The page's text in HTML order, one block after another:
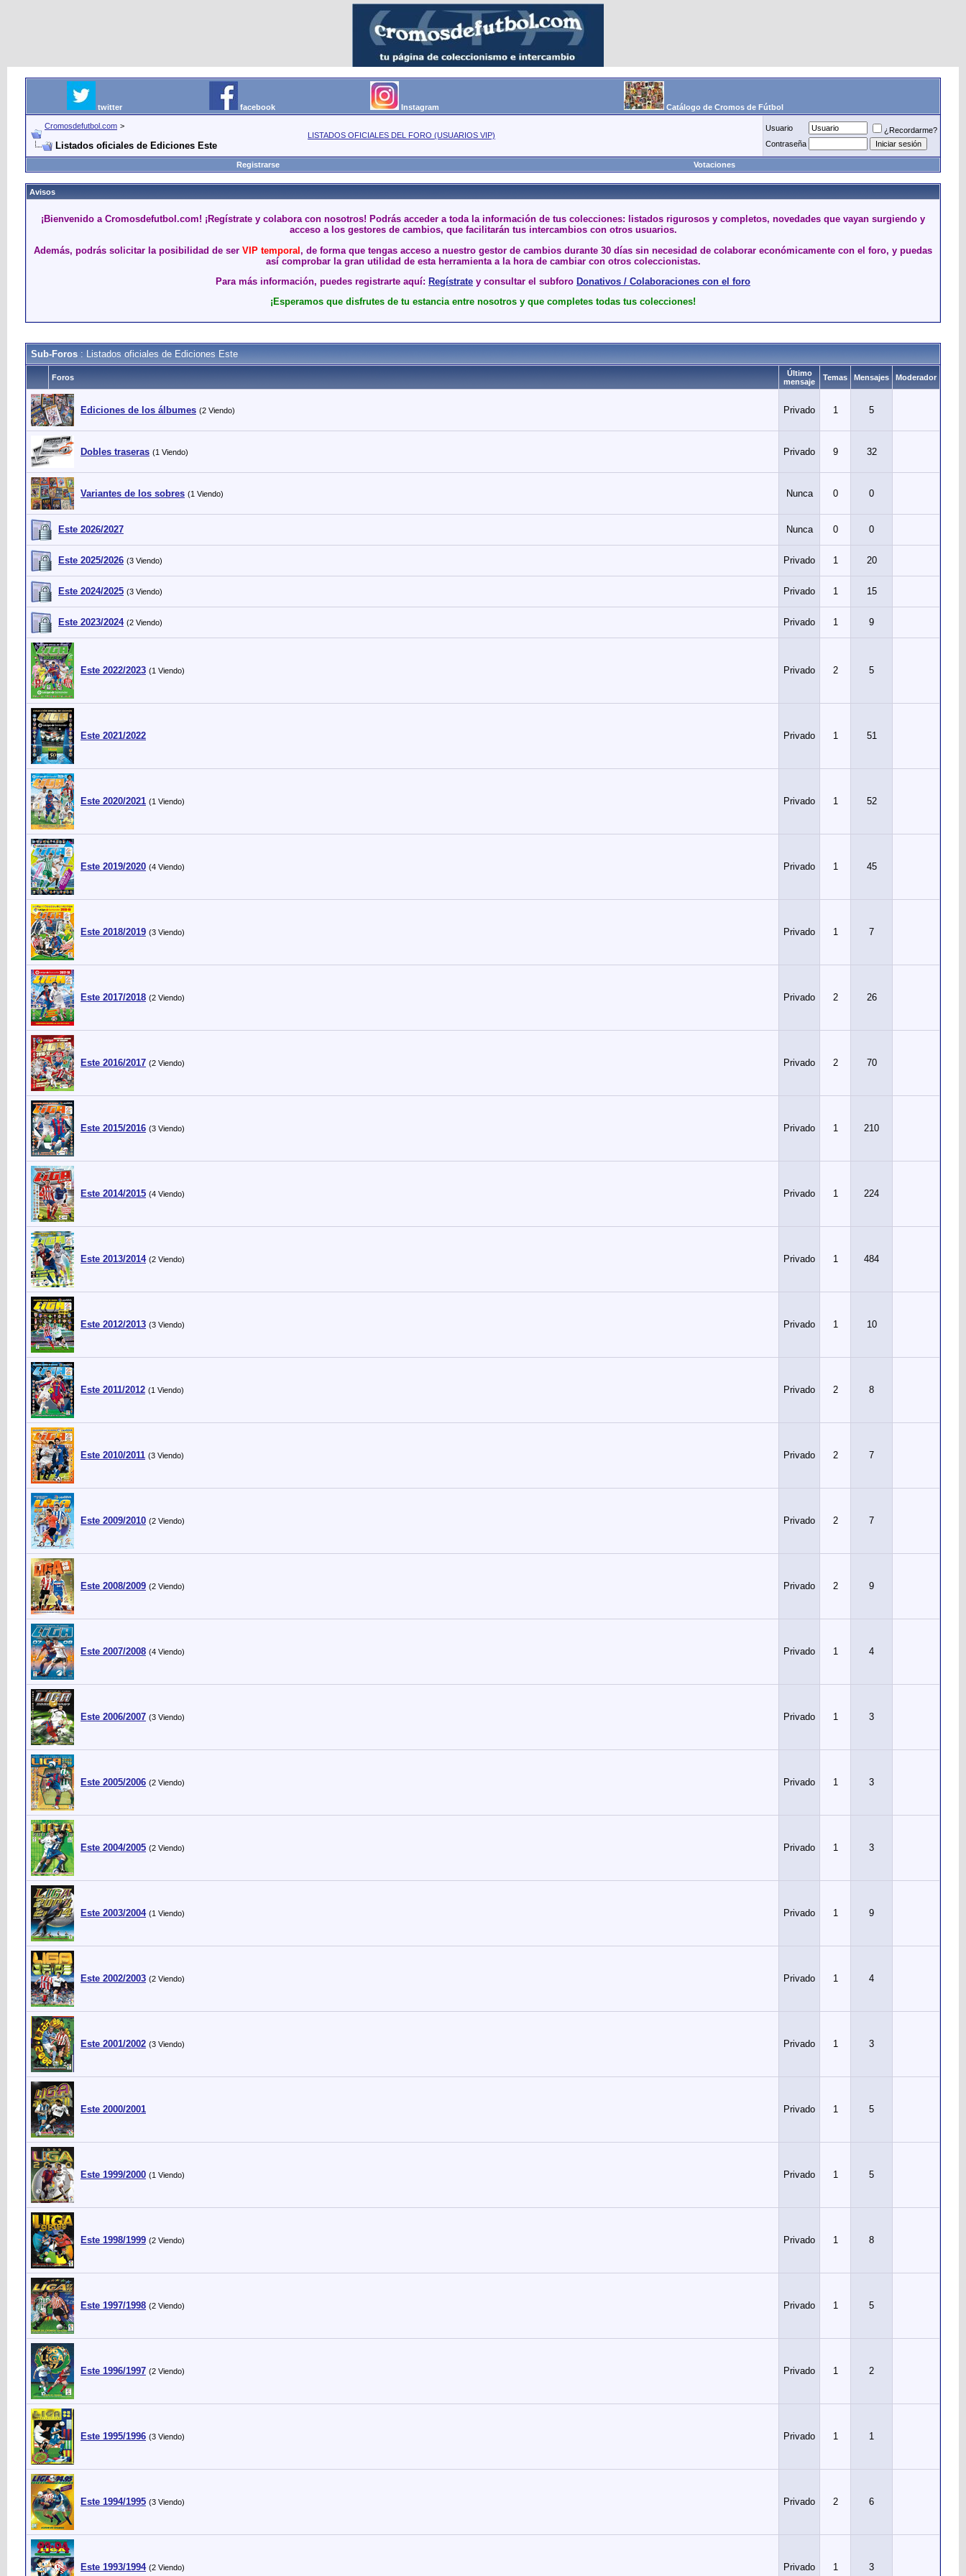
twitter facebook Instagram Catálogo de Cromos de Fútbol
Cromosdefutbol.com >
LISTADOS OFICIALES DEL FORO (USUARIOS VIP)
Listados oficiales de Ediciones Este
Usuario
¿Recordarme?
Contraseña
Registrarse Votaciones
Avisos
¡Bienvenido a Cromosdefutbol.com! ¡Regístrate y colabora con nosotros! Podrás acceder a toda la información de tus colecciones: listados rigurosos y completos, novedades que vayan surgiendo y
acceso a los gestores de cambios, que facilitarán tus intercambios con otros usuarios.
Además, podrás solicitar la posibilidad de ser VIP temporal, de forma que tengas acceso a nuestro gestor de cambios durante 30 días sin necesidad de colaborar económicamente con el foro, y puedas
así comprobar la gran utilidad de esta herramienta a la hora de cambiar con otros coleccionistas.
Para más información, puedes registrarte aquí: Regístrate y consultar el subforo Donativos / Colaboraciones con el foro
¡Esperamos que disfrutes de tu estancia entre nosotros y que completes todas tus colecciones!
Sub-Foros : Listados oficiales de Ediciones Este
Foros
Último
mensaje
Temas Mensajes Moderador
Ediciones de los álbumes (2 Viendo) Privado 1 5
Dobles traseras (1 Viendo) Privado 9 32
Variantes de los sobres (1 Viendo) Nunca 0 0
Este 2026/2027 Nunca 0 0
Este 2025/2026 (3 Viendo) Privado 1 20
Este 2024/2025 (3 Viendo) Privado 1 15
Este 2023/2024 (2 Viendo) Privado 1 9
Este 2022/2023 (1 Viendo) Privado 2 5
Este 2021/2022 Privado 1 51
Este 2020/2021 (1 Viendo) Privado 1 52
Este 2019/2020 (4 Viendo) Privado 1 45
Este 2018/2019 (3 Viendo) Privado 1 7
Este 2017/2018 (2 Viendo) Privado 2 26
Este 2016/2017 (2 Viendo) Privado 2 70
Este 2015/2016 (3 Viendo) Privado 1 210
Este 2014/2015 (4 Viendo) Privado 1 224
Este 2013/2014 (2 Viendo) Privado 1 484
Este 2012/2013 (3 Viendo) Privado 1 10
Este 2011/2012 (1 Viendo) Privado 2 8
Este 2010/2011 (3 Viendo) Privado 2 7
Este 2009/2010 (2 Viendo) Privado 2 7
Este 2008/2009 (2 Viendo) Privado 2 9
Este 2007/2008 (4 Viendo) Privado 1 4
Este 2006/2007 (3 Viendo) Privado 1 3
Este 2005/2006 (2 Viendo) Privado 1 3
Este 2004/2005 (2 Viendo) Privado 1 3
Este 2003/2004 (1 Viendo) Privado 1 9
Este 2002/2003 (2 Viendo) Privado 1 4
Este 2001/2002 (3 Viendo) Privado 1 3
Este 2000/2001 Privado 1 5
Este 1999/2000 (1 Viendo) Privado 1 5
Este 1998/1999 (2 Viendo) Privado 1 8
Este 1997/1998 (2 Viendo) Privado 1 5
Este 1996/1997 (2 Viendo) Privado 1 2
Este 1995/1996 (3 Viendo) Privado 1 1
Este 1994/1995 (3 Viendo) Privado 2 6
Este 1993/1994 (2 Viendo) Privado 1 3